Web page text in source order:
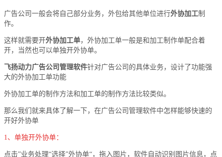
广告公司一般会将自己部分业务，外包给其他单位进行外协加工制
作。
这样就需要开外协加工单，外协加工单一般是和加工制作单配合着
开，当然也可以单独开外协单。
飞扬动力广告公司管理软件针对广告公司的具体业务，设计了功能强
大的外协加工单功能
外协加工单的制作方法和加工单的制作方法比较类似。
那么我们就来具体了解一下，在广告公司管理软件中怎样能够快速的
开好外协单
1、单独开外协单：
点击”业务处理“选择”外协单“，拖入图片，软件自动识别图片信息，点